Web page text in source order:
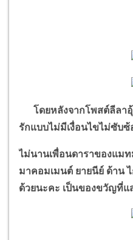
โดยหลังจากโพสต์ลีลา
รักแบบไม่มีเงื่อนไขไม่ซับซ้
ไม่นานเพื่อนดาราของแม
มาคอมเมนต์ ยายนีย์ ด้าน
ด้วยนะคะ เป็นของขวัญที่